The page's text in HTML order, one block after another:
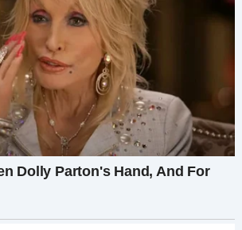
только я. Все это слышали мои
как их отец называет меня
видели, как их мать
лицом его жестокости. И я
за то, что позволяла этому
долго.
принять решение. Решение
моих детей.